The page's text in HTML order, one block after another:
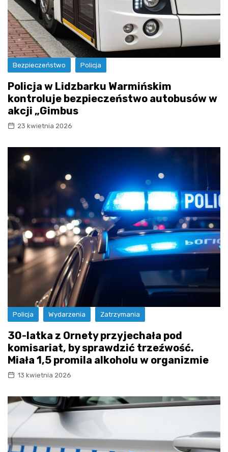
Bezpieczeństwo Policja
Policja w Lidzbarku Warmińskim
kontroluje bezpieczeństwo autobusów w
akcji „Gimbus
23 kwietnia 2026
Policja Wydarzenia Zatrzymania
30-latka z Ornety przyjechała pod
komisariat, by sprawdzić trzeźwość.
Miała 1,5 promila alkoholu w organizmie
13 kwietnia 2026